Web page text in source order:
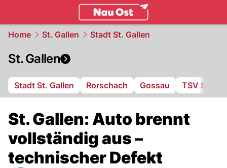
Home St. Gallen Stadt St. Gallen
St. Gallen
Stadt St. Gallen Rorschach Gossau TSV St.
St. Gallen: Auto brennt
vollständig aus –
technischer Defekt